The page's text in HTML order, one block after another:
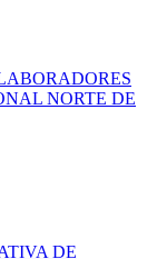
NORTE DE
DE